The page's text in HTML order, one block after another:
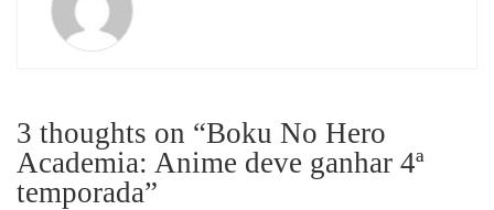
3 thoughts on “Boku No Hero
Academia: Anime deve ganhar 4ª
temporada”